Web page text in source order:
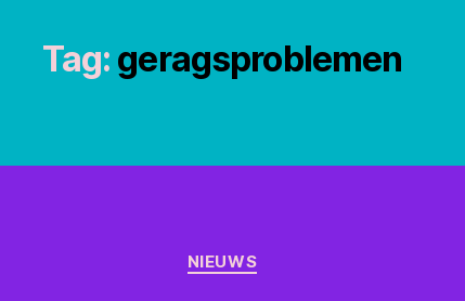
Tag: geragsproblemen
Categorieën
NIEUWS